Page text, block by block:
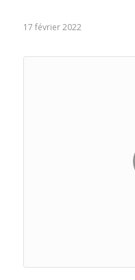
17 février 2022